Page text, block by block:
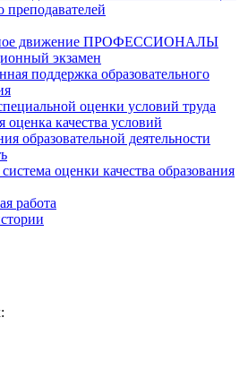
преподавателей
движение ПРОФЕССИОНАЛЫ
экзамен
поддержка образовательного
оценки условий труда
оценка качества условий
образовательной деятельности
оценки качества образования
работа